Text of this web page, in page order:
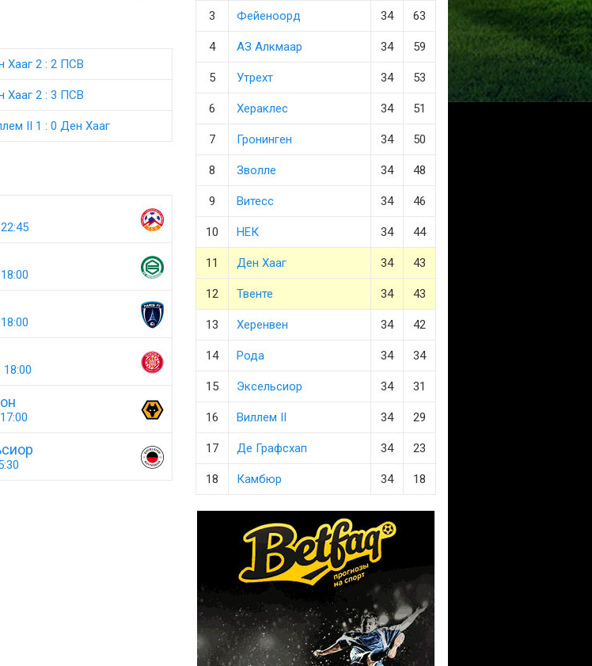
Хааг 2 : 2 ПСВ
Хааг 2 : 3 ПСВ
II 1 : 0 Ден Хааг
3 Фейеноорд 34 63
4 АЗ Алкмаар 34 59
5 Утрехт 34 53
6 Хераклес 34 51
7 Гронинген 34 50
8 Зволле 34 48
9 Витесс 34 46
10 НЕК 34 44
11 Ден Хааг 34 43
12 Твенте 34 43
13 Херенвен 34 42
14 Рода 34 34
15 Эксельсиор 34 31
16 Виллем II 34 29
17 Де Графсхап 34 23
18 Камбюр 34 18